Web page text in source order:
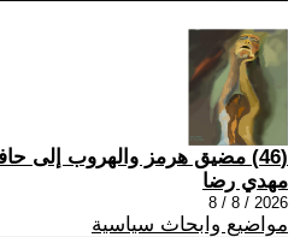
(46) مضيق هرمز والهروب إلى حافة الهاوية
مهدي رضا
2026 / 8 / 8
مواضيع وابحاث سياسية